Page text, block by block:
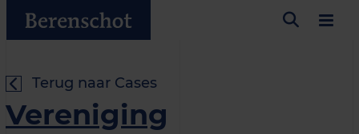
Terug naar Cases
Vereniging